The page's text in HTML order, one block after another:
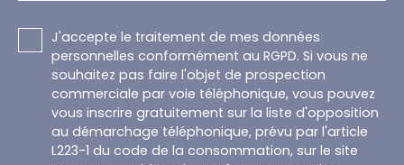
J'accepte le traitement de mes données
personnelles conformément au RGPD. Si vous ne
souhaitez pas faire l'objet de prospection
commerciale par voie téléphonique, vous pouvez
vous inscrire gratuitement sur la liste d'opposition
au démarchage téléphonique, prévu par l'article
L223-1 du code de la consommation, sur le site